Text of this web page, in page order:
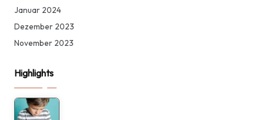
Januar 2024
Dezember 2023
November 2023
Highlights